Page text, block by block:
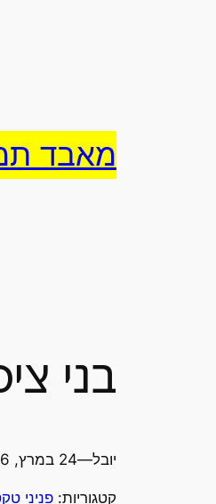
מאבד
בני
יובל—24 במרץ, 2006
קטגוריות: פניני